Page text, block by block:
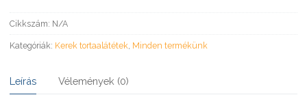
Cikkszám: N/A
Kategóriák: Kerek tortaalátétek, Minden termékünk
Leírás Vélemények (0)